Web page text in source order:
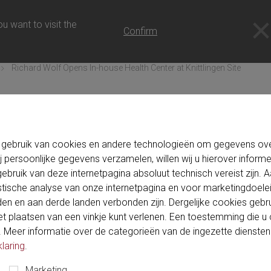
van cookies en andere technologieën om gegevens
gegevens verzamelen, willen wij u hierover
van deze internetpagina absoluut technisch vereist zijn.
analyse van onze internetpagina en voor
en aan derde landen verbonden zijn. Dergelijke cookies
plaatsen van een vinkje kunt verlenen. Een toestemming die u
informatie over de categorieën van de ingezette diensten
want to visit the
Confirm
Richard Wolf Opens In-house Health Center at Knittlingen Site
Tue-04-13
In-house Health